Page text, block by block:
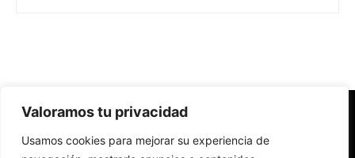
Valoramos tu privacidad
Usamos cookies para mejorar su experiencia de
Redes Cristianas
Una mirada alternativa sobre la Iglesia católica y la sociedad
- Colectivos de Redes Cristianas